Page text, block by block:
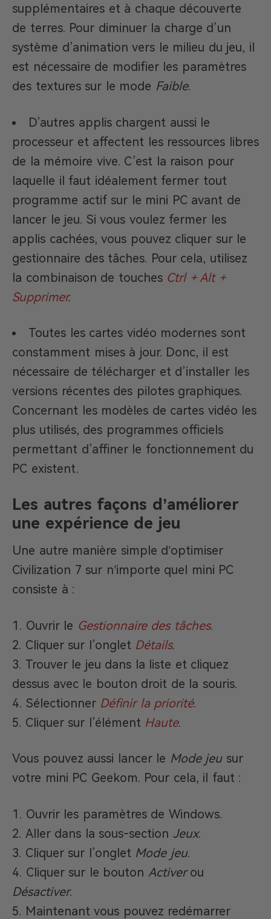
supplémentaires et à chaque découverte
de terres. Pour diminuer la charge d’un
système d’animation vers le milieu du jeu, il
est nécessaire de modifier les paramètres
des textures sur le mode Faible.
D’autres applis chargent aussi le
processeur et affectent les ressources libres
de la mémoire vive. C’est la raison pour
laquelle il faut idéalement fermer tout
programme actif sur le mini PC avant de
lancer le jeu. Si vous voulez fermer les
applis cachées, vous pouvez cliquer sur le
gestionnaire des tâches. Pour cela, utilisez
la combinaison de touches Ctrl + Alt +
Supprimer.
Toutes les cartes vidéo modernes sont
constamment mises à jour. Donc, il est
nécessaire de télécharger et d’installer les
versions récentes des pilotes graphiques.
Concernant les modèles de cartes vidéo les
plus utilisés, des programmes officiels
permettant d’affiner le fonctionnement du
PC existent.
Les autres façons d’améliorer
une expérience de jeu
Une autre manière simple d’optimiser
Civilization 7 sur n’importe quel mini PC
consiste à :
Ouvrir le Gestionnaire des tâches.
Cliquer sur l’onglet Détails.
Trouver le jeu dans la liste et cliquez
dessus avec le bouton droit de la souris.
Sélectionner Définir la priorité.
Cliquer sur l’élément Haute.
Vous pouvez aussi lancer le Mode jeusur
votre mini PC Geekom. Pour cela, il faut :
Ouvrir les paramètres de Windows.
Aller dans la sous-section Jeux.
Cliquer sur l’onglet Mode jeu.
Cliquer sur le bouton Activerou
Désactiver.
Maintenant vous pouvez redémarrer